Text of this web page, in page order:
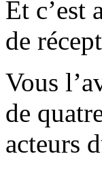
Et c’est
de
Vous
de
acteurs